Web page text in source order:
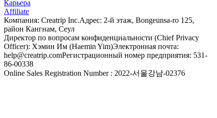
Карьера
Affiliate
Компания: Creatrip Inc.Адрес: 2-й этаж, Bongeunsa-ro 125,
район Кангнам, Сеул
Директор по вопросам конфиденциальности (Chief Privacy
Officer): Хэмин Им (Haemin Yim)Электронная почта:
help@creatrip.comРегистрационный номер предприятия: 531-
86-00338
Online Sales Registration Number : 2022-서울강남-02376